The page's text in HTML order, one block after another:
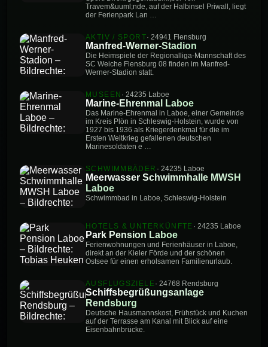
Travem&uuml;nde, auf der Halbinsel Priwall, liegt
der Ferienpark Lan …
AKTIV / SPORT· 24941 Flensburg
Manfred-Werner-Stadion
Die Heimspiele der Regionalliga-Mannschaft des
SC Weiche Flensburg 08 finden im Manfred-
Werner-Stadion statt.
MUSEEN · 24235 Laboe
Marine-Ehrenmal Laboe
Das Marine-Ehrenmal in Laboe, einer Gemeinde
im Kreis Plön in Schleswig-Holstein, wurde von
1927 bis 1936 als Kriegerdenkmal für die im
Ersten Weltkrieg gefallenen deutschen
Marinesoldaten e …
SCHWIMMBÄDER · 24235 Laboe
Meerwasser Schwimmhalle MWSH
Laboe
Schwimmbad in Laboe, Schleswig-Holstein
HOTELS & UNTERKÜNFTE · 24235 Laboe
Park Pension Laboe
Ferienwohnungen und Ferienhäuser in Laboe,
direkt an der Kieler Förde und der schönen
Ostsee für einen erholsamen Familienurlaub.
AUSFLUGSZIELE · 24768 Rendsburg
Schiffsbegrüßungsanlage
Rendsburg
Deutsche Hausmannskost, Frühstück und Kuchen
auf der Terrasse am Kanal mit Blick auf eine
Eisenbahnbrücke.